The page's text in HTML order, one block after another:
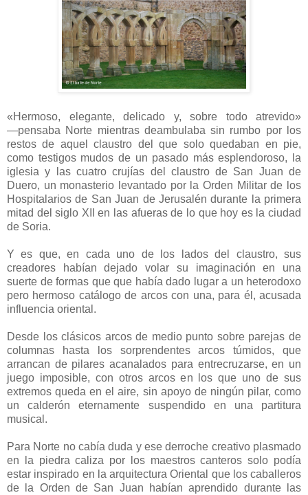
«Hermoso, elegante, delicado y, sobre todo atrevido»
―pensaba Norte mientras deambulaba sin rumbo por los
restos de aquel claustro del que solo quedaban en pie,
como testigos mudos de un pasado más esplendoroso, la
iglesia y las cuatro crujías del claustro de San Juan de
Duero, un monasterio levantado por la Orden Militar de los
Hospitalarios de San Juan de Jerusalén durante la primera
mitad del siglo XII en las afueras de lo que hoy es la ciudad
de Soria.
Y es que, en cada uno de los lados del claustro, sus
creadores habían dejado volar su imaginación en una
suerte de formas que que había dado lugar a un heterodoxo
pero hermoso catálogo de arcos con una, para él, acusada
influencia oriental.
Desde los clásicos arcos de medio punto sobre parejas de
columnas hasta los sorprendentes arcos túmidos, que
arrancan de pilares acanalados para entrecruzarse, en un
juego imposible, con otros arcos en los que uno de sus
extremos queda en el aire, sin apoyo de ningún pilar, como
un calderón eternamente suspendido en una partitura
musical.
Para Norte no cabía duda y ese derroche creativo plasmado
en la piedra caliza por los maestros canteros solo podía
estar inspirado en la arquitectura Oriental que los caballeros
de la Orden de San Juan habían aprendido durante las